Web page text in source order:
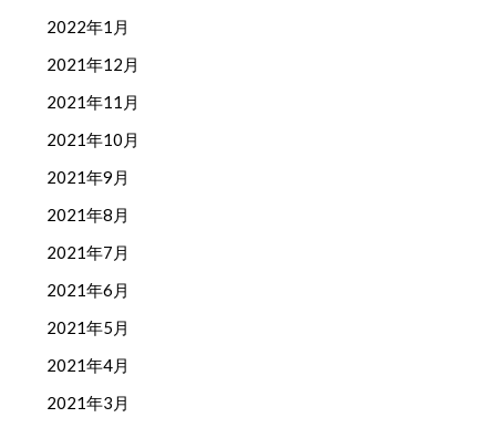
2022年1月
2021年12月
2021年11月
2021年10月
2021年9月
2021年8月
2021年7月
2021年6月
2021年5月
2021年4月
2021年3月